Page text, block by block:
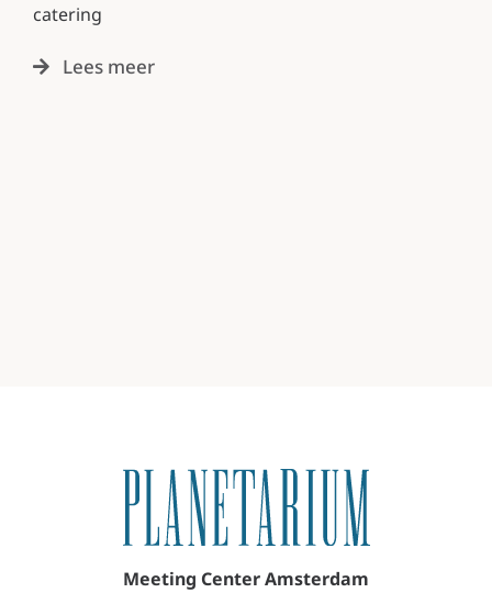
catering
Lees meer
Meeting Center Amsterdam